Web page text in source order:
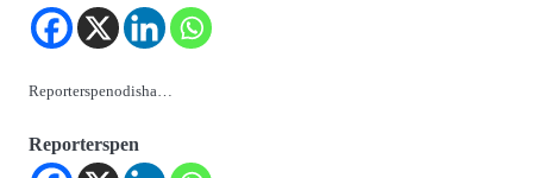
Reporterspenodisha…
Reporterspen